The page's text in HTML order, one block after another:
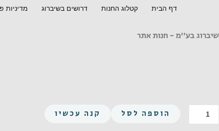
דף הבית קטלוג החנות דרושים בשיברוג מדיניות
שיברוג בע"מ - חנות אתר
כמות
של
הוספה לסל קנה עכשיו